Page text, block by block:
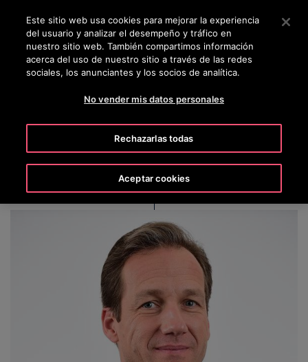
Pulse Intro para saltar al contenido principal
BUSCAR
Roman Teichert
Este sitio web usa cookies para mejorar la experiencia
del usuario y analizar el desempeño y tráfico en
nuestro sitio web. También compartimos información
acerca del uso de nuestro sitio a través de las redes
sociales, los anunciantes y los socios de analítica.
No vender mis datos personales
Rechazarlas todas
Aceptar cookies